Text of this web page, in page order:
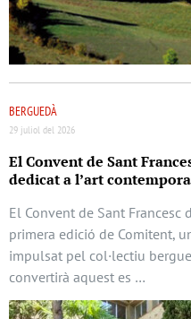
BERGUEDÀ
29 juliol del 2026
El Convent de Sant
dedicat a l’art
El Convent de Sant Francesc
primera edició de Comitent,
impulsat pel col·lectiu
convertirà aquest es …